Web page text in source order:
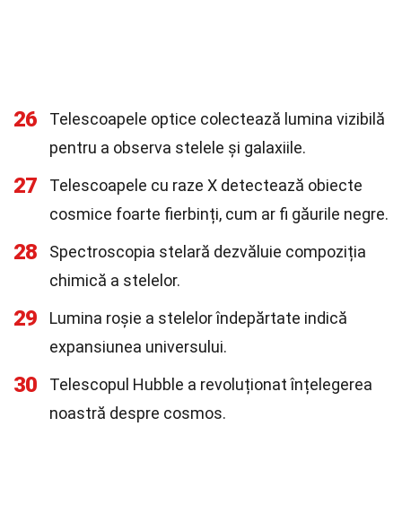
26
Telescoapele optice colectează lumina vizibilă
pentru a observa stelele și galaxiile.
27
Telescoapele cu raze X detectează obiecte
cosmice foarte fierbinți, cum ar fi găurile negre.
28
Spectroscopia stelară dezvăluie compoziția
chimică a stelelor.
29
Lumina roșie a stelelor îndepărtate indică
expansiunea universului.
30
Telescopul Hubble a revoluționat înțelegerea
noastră despre cosmos.